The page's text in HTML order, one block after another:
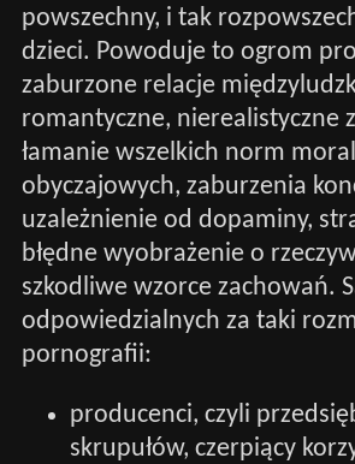
powszechny, i tak
dzieci. Powoduje to ogrom
zaburzone relacje
romantyczne, nierealistyczne
łamanie wszelkich norm
obyczajowych, zaburzenia
uzależnienie od dopaminy,
błędne wyobrażenie o
szkodliwe wzorce zachowań.
odpowiedzialnych za taki
pornografii:
producenci, czyli
skrupułów, czerpiący